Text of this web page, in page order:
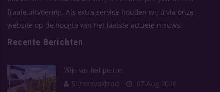
fraaie uitvoering. Als extra service houden wij u via onze
website op de hoogte van het laatste actuele nieuws.
Recente Berichten
Wijn van het perron
Slijtersvakblad
07 Aug 2026